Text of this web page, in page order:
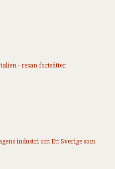
- resan fortsätter
industri om Ett Sverige som